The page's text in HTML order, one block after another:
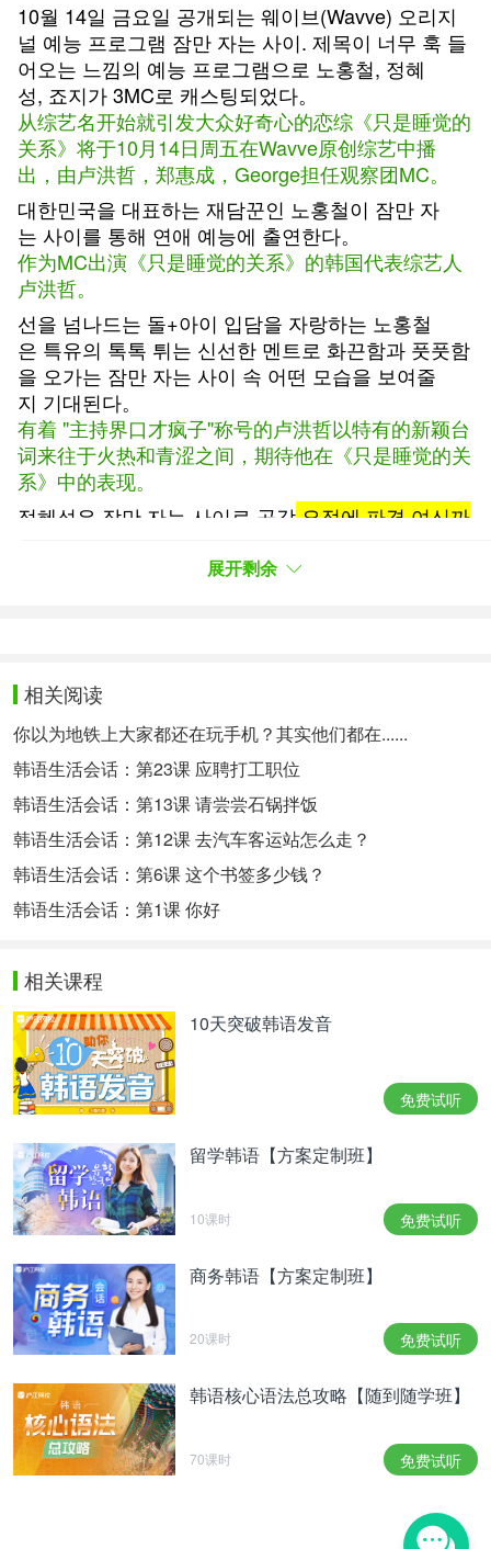
10월 14일 금요일 공개되는 웨이브(Wavve) 오리지
널 예능 프로그램 잠만 자는 사이. 제목이 너무 훅 들
어오는 느낌의 예능 프로그램으로 노홍철, 정혜
성, 죠지가3MC로 캐스팅되었다。
从综艺名开始就引发大众好奇心的恋综《只是睡觉的
关系》将于10月14日周五在Wavve原创综艺中播
出，由卢洪哲，郑惠成，George担任观察团MC。
대한민국을 대표하는 재담꾼인 노홍철이 잠만 자
는 사이를 통해 연애 예능에 출연한다。
作为MC出演《只是睡觉的关系》的韩国代表综艺人
卢洪哲。
선을 넘나드는 돌+아이 입담을 자랑하는 노홍철
은 특유의 톡톡 튀는 신선한 멘트로 화끈함과 풋풋함
을 오가는 잠만 자는 사이 속 어떤 모습을 보여줄
지 기대된다。
有着 "主持界口才疯子"称号的卢洪哲以特有的新颖台
词来往于火热和青涩之间，期待他在《只是睡觉的关
系》中的表现。
정혜성은 잠만 자는 사이로 공감요정에파격여신까
郑惠成在节目里化身多重模样，从共鸣精灵到破
력을 자랑했던
는 진행실력에
가원하는워너비MC로활약한다고...
郑惠成从美妆节目到观察类真人秀都有出演的经历，
在最近出演的节目中展现了清冷温柔女神背后活泼洒
脱的魅力，在《只是睡觉的关系》中展现了干净利落
的主持实力以及不俗的口才，郑惠成成为了mz世代
最喜爱的mc。
마지막MC 죠지의 합류
最后
MC George
的加入让节目变得更加多彩。
picnic),바라봐줘요
가열광하는R&B싱어송라이터.잠만
로고정예능에 처음
도전한다고。
George拥有《Boat》
看我》等众多热门歌曲，
mz世代喜爱
的R&B歌手兼作词作曲家。出演《只是睡觉的关系》
也是他第一次固定为综艺MC。
3.创作初衷VS哗众取宠
제작진이공개한‘잠만자는 식스투식
스’에벌어지는예측불가 의미하는달의문
양과,‘잠금해제’를 통해사랑을쟁취하는
고하는‘하트표자물쇠
현해눈길을모은다。
制作组公开的节目 logo上有着标志晚上 点到凌晨6点
的月亮图案，同时也代表着此时间段将会展开无法预
测的爱情罗曼史，以及标志着通过"解锁"预示着争取
爱情的"心形锁"，另外还标志着表达"心形锁”的寓意
的其他物件，吸引着大众的视线。
선보인웨이
展开剩余
相关阅读
你以为地铁上大家都还在玩手机？其实他们都在......
韩语生活会话：第23课 应聘打工职位
韩语生活会话：第13课 请尝尝石锅拌饭
韩语生活会话：第12课 去汽车客运站怎么走？
韩语生活会话：第6课 这个书签多少钱？
韩语生活会话：第1课 你好
相关课程
10天突破韩语发音
免费试听
留学韩语【方案定制班】
10课时 免费试听
商务韩语【方案定制班】
20课时 免费试听
韩语核心语法总攻略【随到随学班】
70课时 免费试听